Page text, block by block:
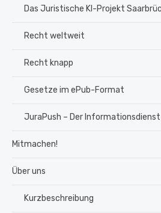
Das Juristische KI-Projekt
Recht weltweit
Recht knapp
Gesetze im ePub-Format
JuraPush – Der
Mitmachen!
Über uns
Kurzbeschreibung